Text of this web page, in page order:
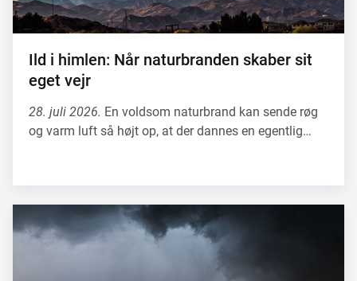
Ild i himlen: Når naturbranden skaber sit
eget vejr
28. juli 2026. En voldsom naturbrand kan sende røg
og varm luft så højt op, at der dannes en egentlig…